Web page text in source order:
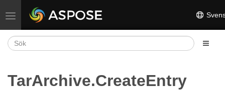
Växla navigering
TarArchive.CreateEntry